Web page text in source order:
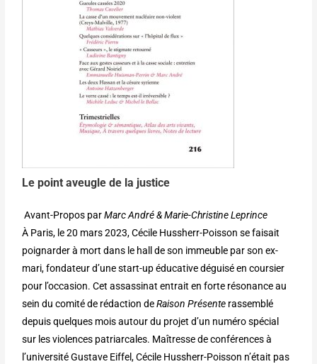
Le point aveugle de la justice
Avant-Propos parMarc André & Marie-Christine Leprince
À Paris, le 20 mars 2023, Cécile Hussherr-Poisson se faisait
poignarder à mort dans le hall de son immeuble par son ex-
mari, fondateur d’une start-up éducative déguisé en coursier
pour l’occasion. Cet assassinat entrait en forte résonance au
sein du comité de rédaction deRaison Présente rassemblé
depuis quelques mois autour du projet d’un numéro spécial
sur les violences patriarcales. Maîtresse de conférences à
l’université Gustave Eiffel, Cécile Hussherr-Poisson n’était pas